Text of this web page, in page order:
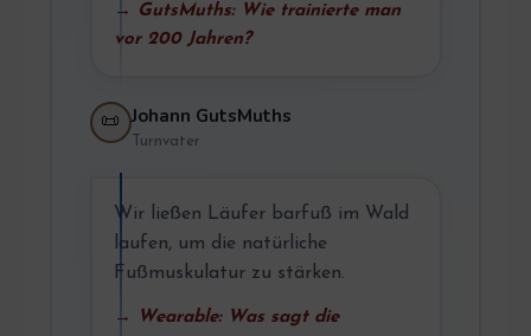
→ GutsMuths: Wie trainierte man
vor 200 Jahren?
📜 Johann GutsMuths
Turnvater
Wir ließen Läufer barfuß im Wald
laufen, um die natürliche
Fußmuskulatur zu stärken.
→ Wearable: Was sagt die